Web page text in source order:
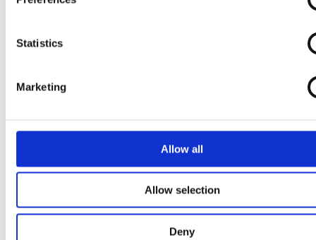
Statistics
Marketing
Allow all
Allow selection
Deny